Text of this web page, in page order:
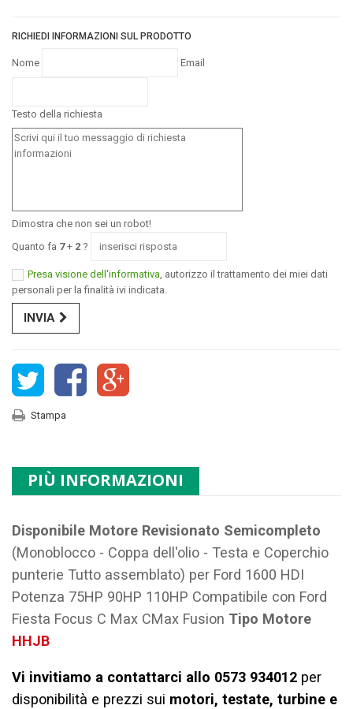
RICHIEDI INFORMAZIONI SUL PRODOTTO
Nome Email
Testo della richiesta
Dimostra che non sei un robot!
Quanto fa 7+ 2 ?
Presa visione dell'informativa , autorizzo il trattamento dei miei dati
personali per la finalità ivi indicata.
INVIA
Stampa
PIÙ INFORMAZIONI
Disponibile Motore Revisionato Semicompleto
(Monoblocco - Coppa dell'olio - Testa e Coperchio
punterie Tutto assemblato) per Ford 1600 HDI
Potenza 75HP 90HP 110HP Compatibile con Ford
Fiesta Focus C Max CMax Fusion Tipo Motore
HHJB
Vi invitiamo a contattarci allo 0573 934012 per
disponibilità e prezzi sui motori, testate, turbine e